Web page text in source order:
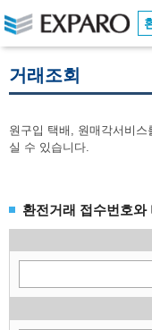
거래조회
원구입 택배, 원매각서비
실 수 있습니다.
환전거래 접수번호